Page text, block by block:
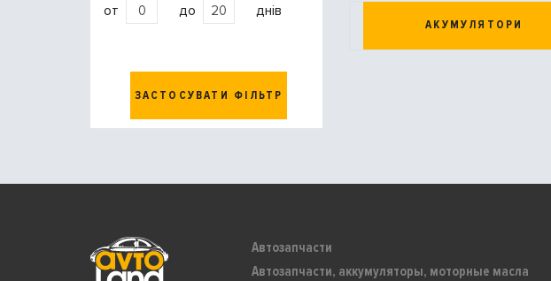
от до днів
ЗАСТОСУВАТИ ФІЛЬТР
АКУМУЛЯТОРИ
Автозапчасти
Автозапчасти, аккумуляторы, моторные масла